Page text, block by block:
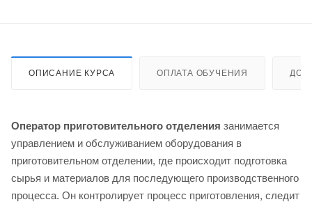
ОПИСАНИЕ КУРСА ОПЛАТА ОБУЧЕНИЯ
Оператор приготовительного отделения занимается
управлением и обслуживанием оборудования в
приготовительном отделении, где происходит подготовка
сырья и материалов для последующего производственного
процесса. Он контролирует процесс приготовления, следит